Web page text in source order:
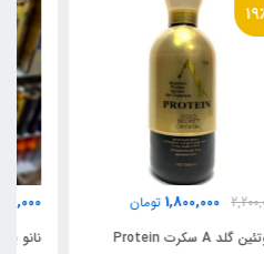
3,280,000
نانو پروتئین سبز سکرت Nano